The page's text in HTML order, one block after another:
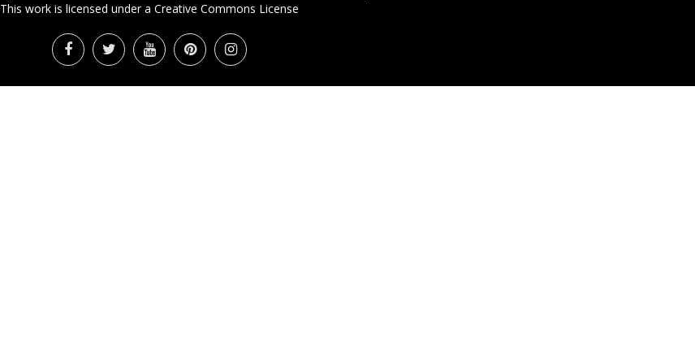
This work is licensed under a Creative Commons License